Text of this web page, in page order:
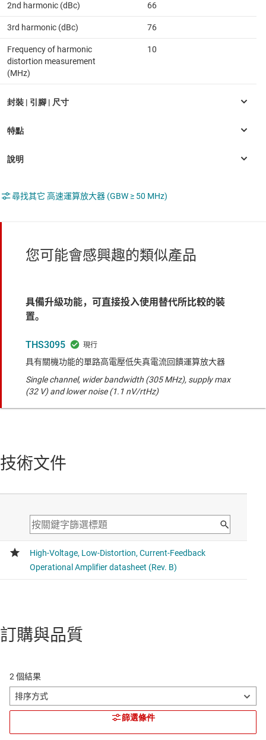
2nd harmonic (dBc) 66
3rd harmonic (dBc) 76
Frequency of harmonic
distortion measurement
(MHz)
10
尋找其它 高速運算放大器 (GBW ≥ 50 MHz)
您可能會感興趣的類似產品
具備升級功能，可直接投入使用替代所比較的裝
置。
THS3095
具有關機功能的單路高電壓低失真電流回饋運算放大器
Single channel, wider bandwidth (305 MHz), supply max
(32 V) and lower noise (1.1 nV/rtHz)
技術文件
訂購與品質